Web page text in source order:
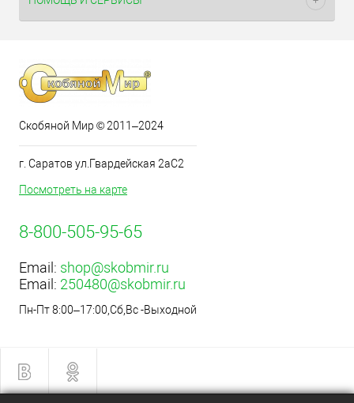
Скобяной Мир © 2011–2024
г. Саратов ул.Гвардейская 2аС2
Посмотреть на карте
8-800-505-95-65
Email: shop@skobmir.ru
Email: 250480@skobmir.ru
Пн-Пт 8:00–17:00,Сб,Вс -Выходной